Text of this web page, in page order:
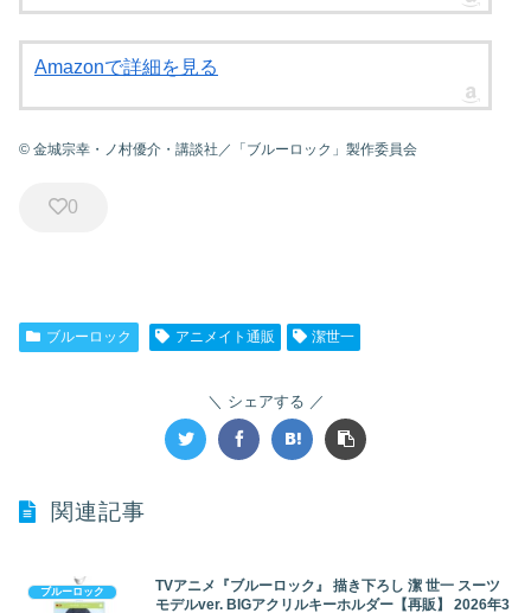
Amazonで詳細を見る
© 金城宗幸・ノ村優介・講談社／「ブルーロック」製作委員会
0
ブルーロック アニメイト通販 潔世一
シェアする
関連記事
ブルーロック
TVアニメ『ブルーロック』 描き下ろし 潔 世一 スーツ
モデルver. BIGアクリルキーホルダー【再販】 2026年3